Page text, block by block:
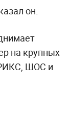
он.
на крупных
ШОС и